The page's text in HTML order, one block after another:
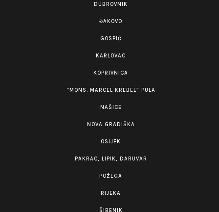
DUBROVNIK
ĐAKOVO
GOSPIĆ
KARLOVAC
KOPRIVNICA
“MONS. MARCEL KREBEL” PULA
NAŠICE
NOVA GRADIŠKA
OSIJEK
PAKRAC, LIPIK, DARUVAR
POŽEGA
RIJEKA
ŠIBENIK